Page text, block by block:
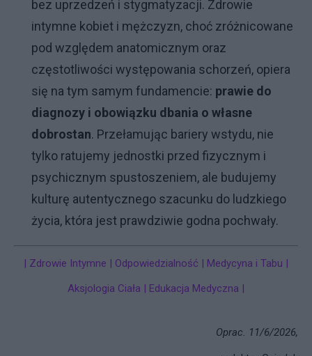
bez uprzedzeń i stygmatyzacji. Zdrowie
intymne kobiet i mężczyzn, choć zróżnicowane
pod względem anatomicznym oraz
częstotliwości występowania schorzeń, opiera
się na tym samym fundamencie: prawie do
diagnozy i obowiązku dbania o własne
dobrostan. Przełamując bariery wstydu, nie
tylko ratujemy jednostki przed fizycznym i
psychicznym spustoszeniem, ale budujemy
kulturę autentycznego szacunku do ludzkiego
życia, która jest prawdziwie godna pochwały.
| Zdrowie Intymne | Odpowiedzialność | Medycyna i Tabu |
Aksjologia Ciała | Edukacja Medyczna |
Oprac. 11/6/2026,